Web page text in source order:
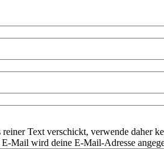
Text verschickt, verwende daher
Mail wird deine E-Mail-Adresse